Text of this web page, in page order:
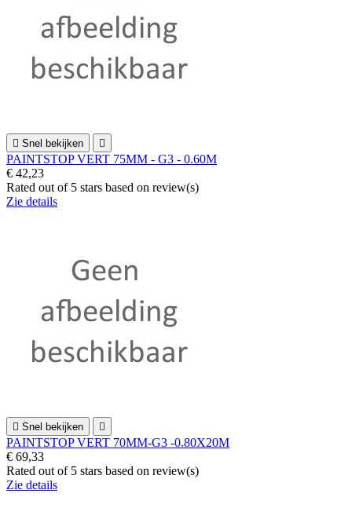
 Snel bekijken 
PAINTSTOP VERT 75MM - G3 - 0.60M
€ 42,23
Rated out of 5 stars based on review(s)
Zie details
 Snel bekijken 
PAINTSTOP VERT 70MM-G3 -0.80X20M
€ 69,33
Rated out of 5 stars based on review(s)
Zie details